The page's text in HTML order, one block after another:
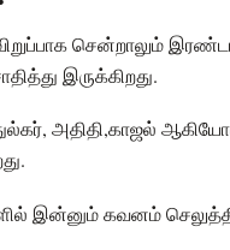
சென்றாலும்
இருக்கிறது.
அதிதி,காஜல்
இன்னும் கவனம்